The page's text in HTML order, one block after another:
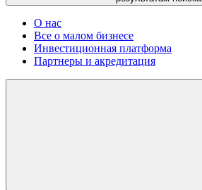
О нас
Все о малом бизнесе
Инвестиционная платформа
Партнеры и акредитация